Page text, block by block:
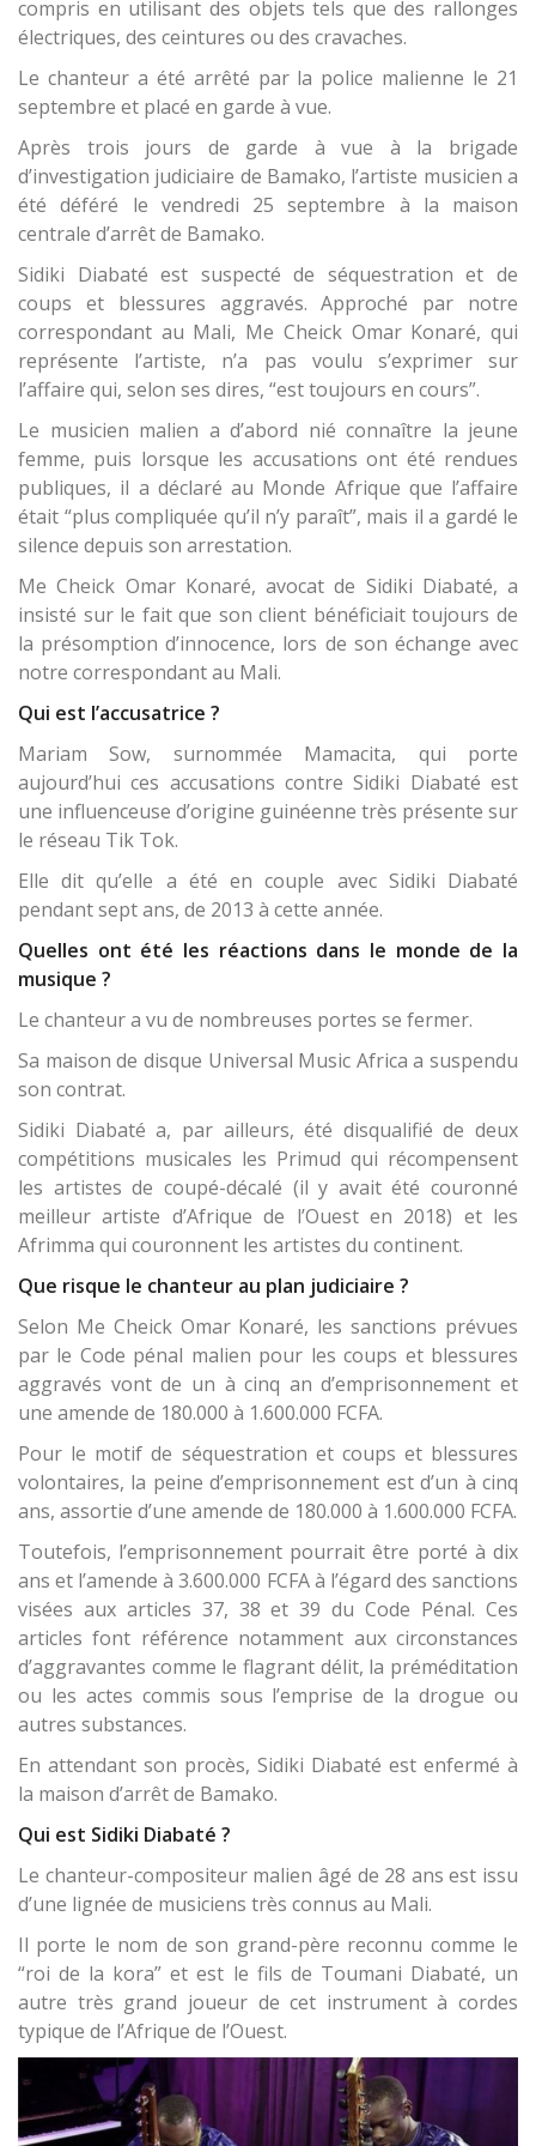
compris en utilisant des objets tels que des rallonges
électriques, des ceintures ou des cravaches.
Le chanteur a été arrêté par la police malienne le 21
septembre et placé en garde à vue.
Après trois jours de garde à vue à la brigade
d’investigation judiciaire de Bamako, l’artiste musicien a
été déféré le vendredi 25 septembre à la maison
centrale d’arrêt de Bamako.
Sidiki Diabaté est suspecté de séquestration et de
coups et blessures aggravés. Approché par notre
correspondant au Mali, Me Cheick Omar Konaré, qui
représente l’artiste, n’a pas voulu s’exprimer sur
l’affaire qui, selon ses dires, “est toujours en cours”.
Le musicien malien a d’abord nié connaître la jeune
femme, puis lorsque les accusations ont été rendues
publiques, il a déclaré au Monde Afrique que l’affaire
était “plus compliquée qu’il n’y paraît”, mais il a gardé le
silence depuis son arrestation.
Me Cheick Omar Konaré, avocat de Sidiki Diabaté, a
insisté sur le fait que son client bénéficiait toujours de
la présomption d’innocence, lors de son échange avec
notre correspondant au Mali.
Qui est l’accusatrice ?
Mariam Sow, surnommée Mamacita, qui porte
aujourd’hui ces accusations contre Sidiki Diabaté est
une influenceuse d’origine guinéenne très présente sur
le réseau Tik Tok.
Elle dit qu’elle a été en couple avec Sidiki Diabaté
pendant sept ans, de 2013 à cette année.
Quelles ont été les réactions dans le monde de la
musique ?
Le chanteur a vu de nombreuses portes se fermer.
Sa maison de disque Universal Music Africa a suspendu
son contrat.
Sidiki Diabaté a, par ailleurs, été disqualifié de deux
compétitions musicales les Primud qui récompensent
les artistes de coupé-décalé (il y avait été couronné
meilleur artiste d’Afrique de l’Ouest en 2018) et les
Afrimma qui couronnent les artistes du continent.
Que risque le chanteur au plan judiciaire ?
Selon Me Cheick Omar Konaré, les sanctions prévues
par le Code pénal malien pour les coups et blessures
aggravés vont de un à cinq an d’emprisonnement et
une amende de 180.000 à 1.600.000 FCFA.
Pour le motif de séquestration et coups et blessures
volontaires, la peine d’emprisonnement est d’un à cinq
ans, assortie d’une amende de 180.000 à 1.600.000 FCFA.
Toutefois, l’emprisonnement pourrait être porté à dix
ans et l’amende à 3.600.000 FCFA à l’égard des sanctions
visées aux articles 37, 38 et 39 du Code Pénal. Ces
articles font référence notamment aux circonstances
d’aggravantes comme le flagrant délit, la préméditation
ou les actes commis sous l’emprise de la drogue ou
autres substances.
En attendant son procès, Sidiki Diabaté est enfermé à
la maison d’arrêt de Bamako.
Qui est Sidiki Diabaté ?
Le chanteur-compositeur malien âgé de 28 ans est issu
d’une lignée de musiciens très connus au Mali.
Il porte le nom de son grand-père reconnu comme le
“roi de la kora” et est le fils de Toumani Diabaté, un
autre très grand joueur de cet instrument à cordes
typique de l’Afrique de l’Ouest.